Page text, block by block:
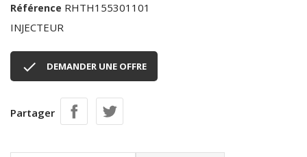
Référence RHTH155301101
INJECTEUR
 DEMANDER UNE OFFRE
Partager